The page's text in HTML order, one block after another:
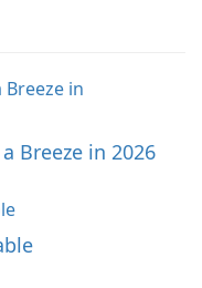
Breeze in 2026